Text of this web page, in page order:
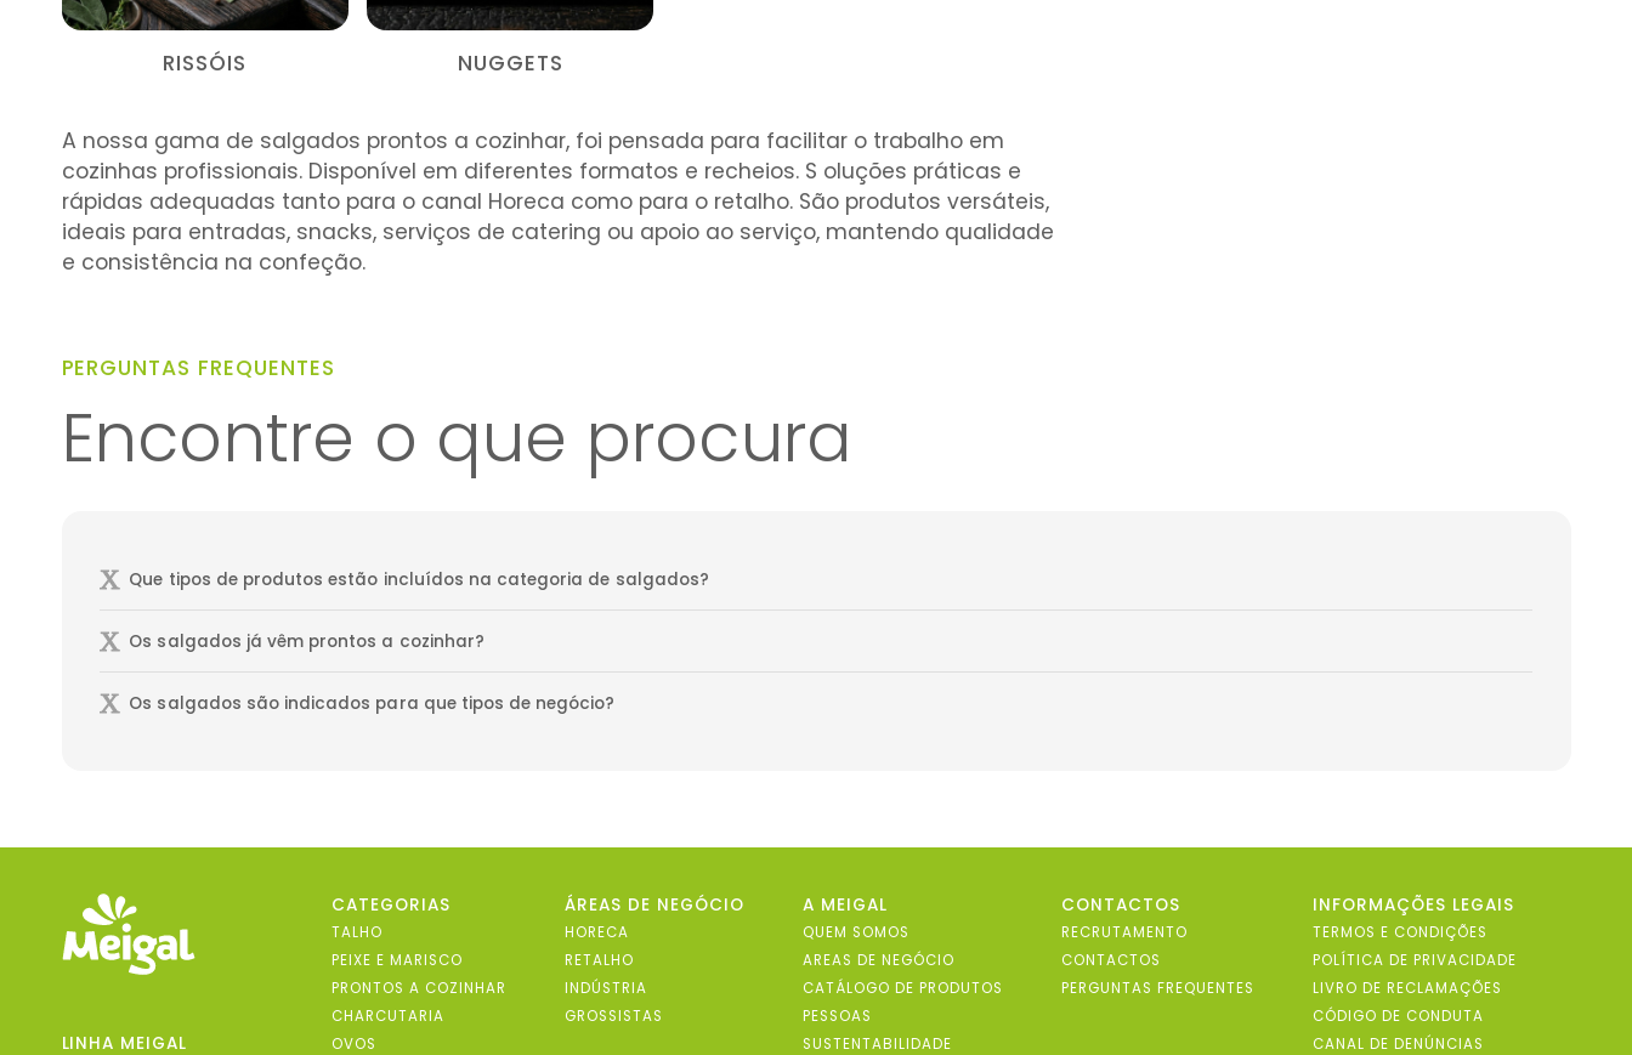
RISSÓIS NUGGETS
A nossa gama de salgados prontos a cozinhar, foi pensada para facilitar o trabalho em
cozinhas profissionais. Disponível em diferentes formatos e recheios. S oluções práticas e
rápidas adequadas tanto para o canal Horeca como para o retalho. São produtos versáteis,
ideais para entradas, snacks, serviços de catering ou apoio ao serviço, mantendo qualidade
e consistência na confeção.
PERGUNTAS FREQUENTES
Encontre o que procura
Que tipos de produtos estão incluídos na categoria de salgados?
Os salgados já vêm prontos a cozinhar?
Os salgados são indicados para que tipos de negócio?
LINHA MEIGAL
CATEGORIAS
TALHO
PEIXE E MARISCO
PRONTOS A COZINHAR
CHARCUTARIA
OVOS
ÁREAS DE NEGÓCIO
HORECA
RETALHO
INDÚSTRIA
GROSSISTAS
A MEIGAL
QUEM SOMOS
AREAS DE NEGÓCIO
CATÁLOGO DE PRODUTOS
PESSOAS
SUSTENTABILIDADE
CONTACTOS
RECRUTAMENTO
CONTACTOS
PERGUNTAS FREQUENTES
INFORMAÇÕES LEGAIS
TERMOS E CONDIÇÕES
POLÍTICA DE PRIVACIDADE
LIVRO DE RECLAMAÇÕES
CÓDIGO DE CONDUTA
CANAL DE DENÚNCIAS